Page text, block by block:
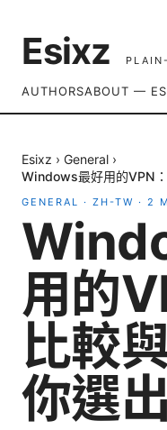
Esixz
AUTHORSABOUT —
Esixz › General ›
Windows最好用的VPN
GENERAL · ZH-TW · 2
用的
比較
你選